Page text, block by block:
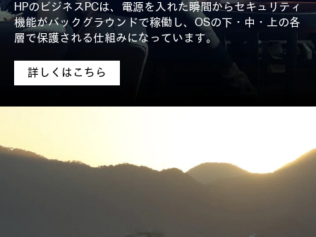
HPのビジネスPCは、電源を入れた瞬間からセキュリティ
機能がバックグラウンドで稼働し、OSの下・中・上の各
層で保護される仕組みになっています。
詳しくはこちら